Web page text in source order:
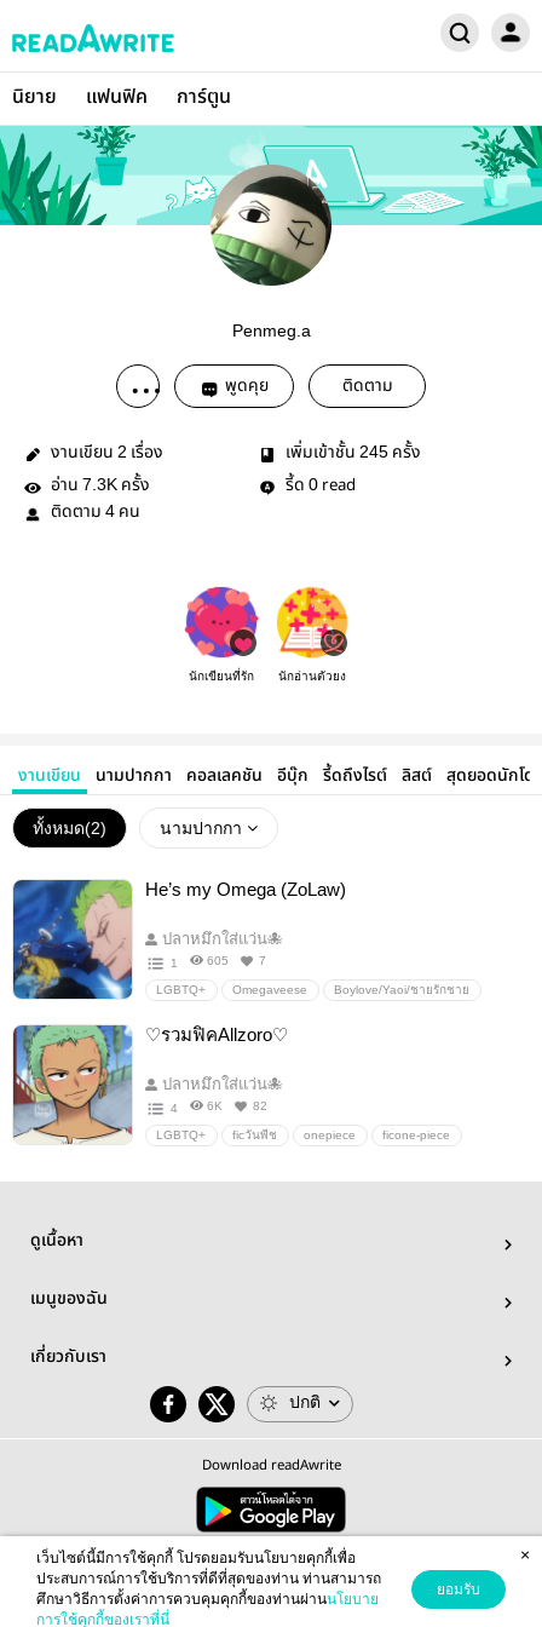
นิยาย แฟนฟิค การ์ตูน
Penmeg.a
พูดคุย ติดตาม
งานเขียน 2 เรื่อง เพิ่มเข้าชั้น 245 ครั้ง
อ่าน 7.3K ครั้ง รี้ด 0 read
ติดตาม 4 คน
นักเขียนที่รัก นักอ่านตัวยง
งานเขียน นามปากกา คอลเลคชัน อีบุ๊ก รี้ดถึงไรต์ ลิสต์ สุดยอดนักโด
ทั้งหมด(2) นามปากกา
He’s my Omega (ZoLaw)
ปลาหมึกใส่แว่น🐙
1 605 7
LGBTQ+ Omegaveese Boylove/Yaoi/ชายรักชาย
Trafalgarlaw trafalgard.waterlaw
♡รวมฟิคAllzoro♡
ปลาหมึกใส่แว่น🐙
4 6K 82
LGBTQ+ ficวันพีช onepiece ficone-piece
ดูเนื้อหา
เมนูของฉัน
เกี่ยวกับเรา
ปกติ
Download readAwrite
© 2026 readAwrite.com by MEB Corporation Public Company Limited
This site is protected by reCAPTCHA and the Google Privacy Policy Terms of Serviceapply.
เว็บไซต์นี้มีการใช้คุกกี้ โปรดยอมรับนโยบายคุกกี้เพื่อ
ประสบการณ์การใช้บริการที่ดีที่สุดของท่าน ท่านสามารถ
ศึกษาวิธีการตั้งค่าการควบคุมคุกกี้ของท่านผ่านนโยบาย
การใช้คุกกี้ของเราที่นี่
ยอมรับ
×